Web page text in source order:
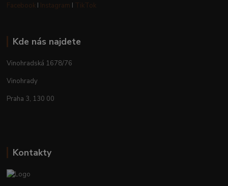
Facebook I Instagram I TikTok
Kde nás najdete
Vinohradská 1678/76
Vinohrady
Praha 3, 130 00
Kontakty